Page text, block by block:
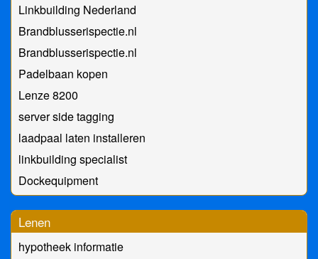
Linkbuilding Nederland
Brandblusserispectie.nl
Brandblusserispectie.nl
Padelbaan kopen
Lenze 8200
server side tagging
laadpaal laten installeren
linkbuilding specialist
Dockequipment
Lenen
hypotheek informatie